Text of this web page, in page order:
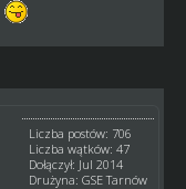
Liczba postów: 706
Liczba wątków: 47
Dołączył: Jul 2014
Drużyna: GSE Tarnów